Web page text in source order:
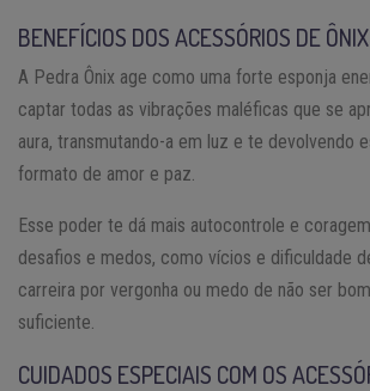
BENEFÍCIOS DOS ACESSÓRIOS DE ÔNIX
A Pedra Ônix age como uma forte esponja
captar todas as vibrações maléficas que se
aura, transmutando-a em luz e te devolvendo
formato de amor e paz.
Esse poder te dá mais autocontrole e
desafios e medos, como vícios e dificuldade
carreira por vergonha ou medo de não ser
suficiente.
CUIDADOS ESPECIAIS COM OS